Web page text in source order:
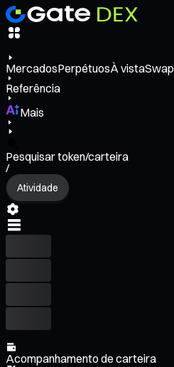
MercadosPerpétuosÀ vistaSwap
Referência
Mais
Pesquisar token/carteira
/
Atividade
Acompanhamento de carteira